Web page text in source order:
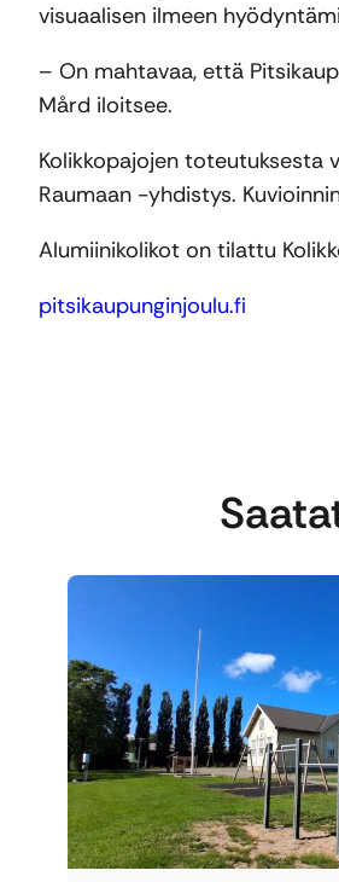
visuaalisen ilmeen
– On mahtavaa, että
Mård iloitsee.
Kolikkopajojen toteutuksesta
Raumaan -yhdistys.
Alumiinikolikot on tilattu
pitsikaupunginjoulu.fi